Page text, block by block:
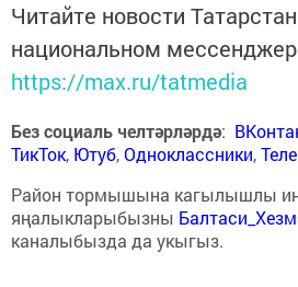
Читайте новости
национальном
https://max.ru/tatmedia
Без социаль челтәрләрдә:
ТикТок, Ютуб,Одноклассники,
Район тормышына кагылышлы
яңалыкларыбызны
каналыбызда да укыгыз.